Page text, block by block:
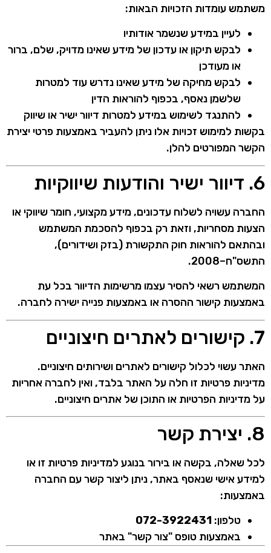
משתמש עומדות הזכויות הבאות:
לעיין במידע שנשמר אודותיו
לבקש תיקון או עדכון של מידע שאינו מדויק, שלם, ברור
או מעודכן
לבקש מחיקה של מידע שאינו נדרש עוד למטרות
שלשמן נאסף, בכפוף להוראות הדין
להתנגד לשימוש במידע למטרות דיוור ישיר או שיווק
בקשות למימוש זכויות אלו ניתן להעביר באמצעות פרטי יצירת
הקשר המפורטים להלן.
6. דיוור ישיר והודעות שיווקיות
החברה עשויה לשלוח עדכונים, מידע מקצועי, חומר שיווקי או
הצעות מסחריות, וזאת רק בכפוף להסכמת המשתמש
ובהתאם להוראות חוק התקשורת (בזק ושידורים),
התשס"ח–2008.
המשתמש רשאי להסיר עצמו מרשימות הדיוור בכל עת
באמצעות קישור ההסרה או באמצעות פנייה ישירה לחברה.
7. קישורים לאתרים חיצוניים
האתר עשוי לכלול קישורים לאתרים ושירותים חיצוניים.
מדיניות פרטיות זו חלה על האתר בלבד, ואין לחברה אחריות
על מדיניות הפרטיות או התוכן של אתרים חיצוניים.
8. יצירת קשר
לכל שאלה, בקשה או בירור בנוגע למדיניות פרטיות זו או
למידע אישי שנאסף באתר, ניתן ליצור קשר עם החברה
באמצעות:
טלפון: 072-3922431
באמצעות טופס "צור קשר" באתר